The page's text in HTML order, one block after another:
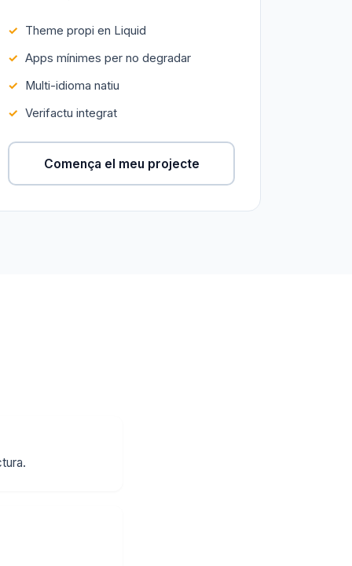
Theme propi en Liquid
Apps mínimes per no degradar
Multi-idioma natiu
Verifactu integrat
Comença el meu projecte